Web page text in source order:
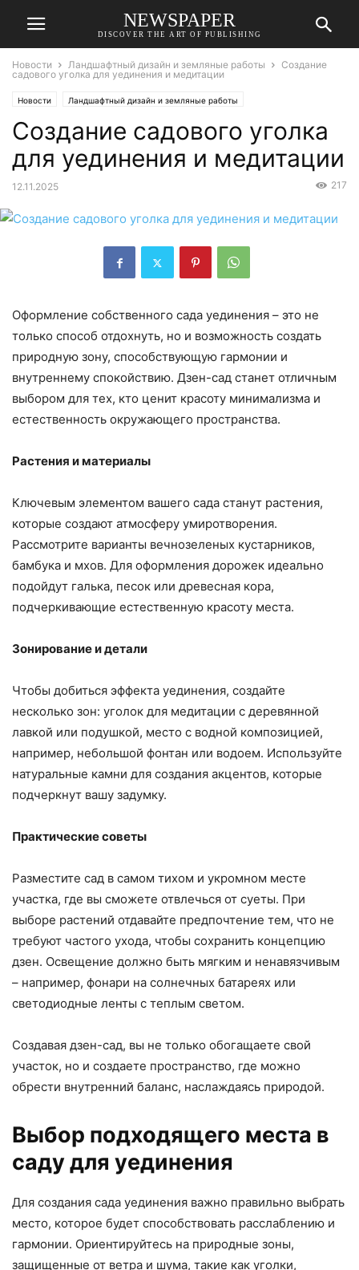
NEWSPAPER
DISCOVER THE ART OF PUBLISHING
Новости Ландшафтный дизайн и земляные работы
Создание
садового уголка для уединения и медитации
Новости Ландшафтный дизайн и земляные работы
Создание садового уголка
для уединения и медитации
12.11.2025 217
Оформление собственного сада уединения – это не
только способ отдохнуть, но и возможность создать
природную зону, способствующую гармонии и
внутреннему спокойствию. Дзен-сад станет отличным
выбором для тех, кто ценит красоту минимализма и
естественность окружающего пространства.
Растения и материалы
Ключевым элементом вашего сада станут растения,
которые создают атмосферу умиротворения.
Рассмотрите варианты вечнозеленых кустарников,
бамбука и мхов. Для оформления дорожек идеально
подойдут галька, песок или древесная кора,
подчеркивающие естественную красоту места.
Зонирование и детали
Чтобы добиться эффекта уединения, создайте
несколько зон: уголок для медитации с деревянной
лавкой или подушкой, место с водной композицией,
например, небольшой фонтан или водоем. Используйте
натуральные камни для создания акцентов, которые
подчеркнут вашу задумку.
Практические советы
Разместите сад в самом тихом и укромном месте
участка, где вы сможете отвлечься от суеты. При
выборе растений отдавайте предпочтение тем, что не
требуют частого ухода, чтобы сохранить концепцию
дзен. Освещение должно быть мягким и ненавязчивым
– например, фонари на солнечных батареях или
светодиодные ленты с теплым светом.
Создавая дзен-сад, вы не только обогащаете свой
участок, но и создаете пространство, где можно
обрести внутренний баланс, наслаждаясь природой.
Выбор подходящего места в
саду для уединения
Для создания сада уединения важно правильно выбрать
место, которое будет способствовать расслаблению и
гармонии. Ориентируйтесь на природные зоны,
защищенные от ветра и шума, такие как уголки,